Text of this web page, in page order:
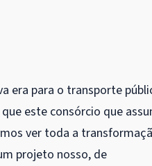
era para o transporte
este consórcio que
ver toda a
projeto nosso, de